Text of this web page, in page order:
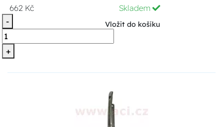
662 Kč
Skladem
-
+
Vložit do košíku